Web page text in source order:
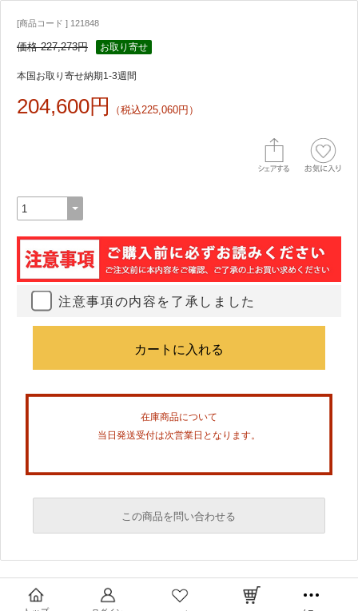
[商品コード ] 121848
価格 227,273円 お取り寄せ
本国お取り寄せ納期1-3週間
204,600円 （税込225,060円）
注意事項の内容を了承しました
在庫商品について
当日発送受付は次営業日となります。
この商品を問い合わせる